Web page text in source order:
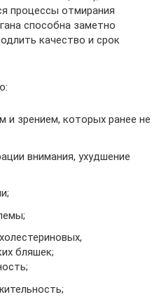
процессы отмирания
способна заметно
качество и срок
и зрением, которых ранее не
внимания, ухудшение
бляшек;